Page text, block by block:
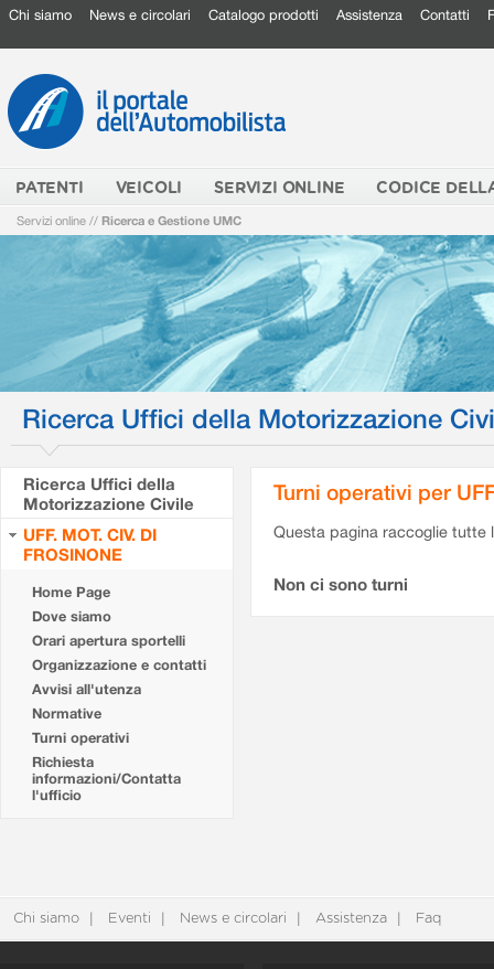
Chi siamo News e circolari Catalogo prodotti Assistenza Contatti
PATENTI VEICOLI SERVIZI ONLINE CODICE
Servizi online // Ricerca e Gestione UMC
Ricerca Uffici della Motorizzazione
Ricerca Uffici della
Motorizzazione Civile
UFF. MOT. CIV. DI
FROSINONE
Home Page
Dove siamo
Orari apertura sportelli
Organizzazione e contatti
Avvisi all'utenza
Normative
Turni operativi
Richiesta
informazioni/Contatta
l'ufficio
Turni operativi per
Questa pagina raccoglie tutte
Non ci sono turni
Chi siamo Eventi News e circolari Assistenza Faq